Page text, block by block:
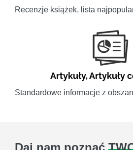
Recenzje książek, lista
Artykuły,Artykuły
Standardowe informacje z